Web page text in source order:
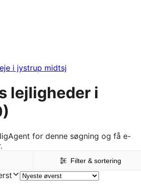
i jystrup midtsj
lejligheder i
for denne søgning og få e-
Filter & sortering